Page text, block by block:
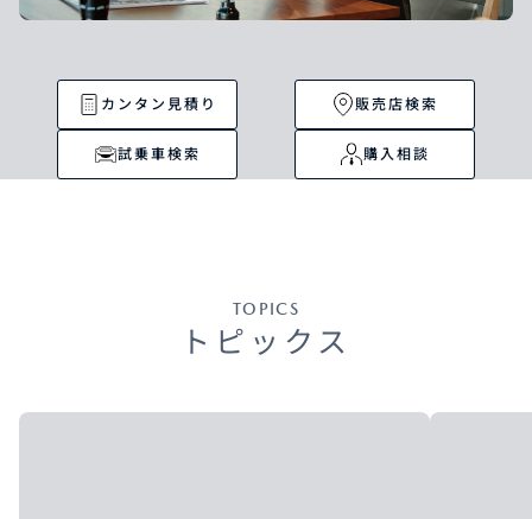
カンタン見積り 販売店検索
試乗車検索 購入相談
TOPICS
トピックス